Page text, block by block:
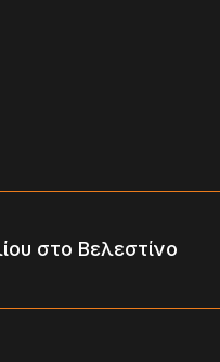
στο Βελεστίνο